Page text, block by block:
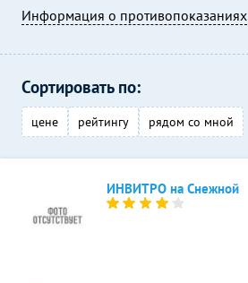
Информация о противопоказаниях
Сортировать по:
цене рейтингу рядом со мной
ИНВИТРО на Снежной